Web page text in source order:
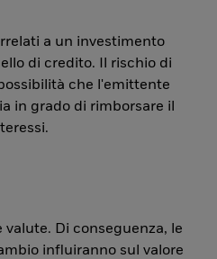
a un investimento
di credito. Il rischio di
che l'emittente
in grado di rimborsare il
valute. Di conseguenza, le
influiranno sul valore